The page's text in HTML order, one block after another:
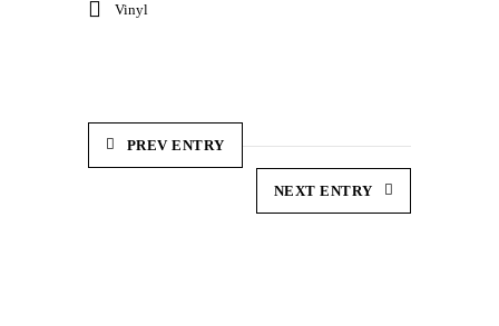
Vinyl
PREV ENTRY
NEXT ENTRY